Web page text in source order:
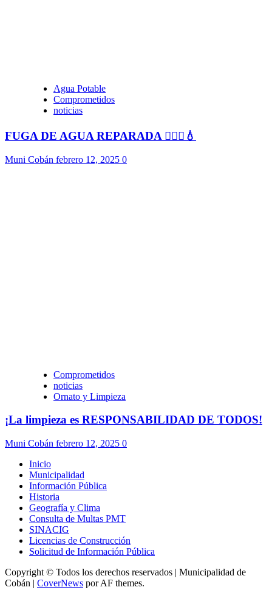
Agua Potable
Comprometidos
noticias
FUGA DE AGUA REPARADA 👷🏻‍♂️💧
Muni Cobán febrero 12, 2025 0
Comprometidos
noticias
Ornato y Limpieza
¡La limpieza es RESPONSABILIDAD DE TODOS!
Muni Cobán febrero 12, 2025 0
Inicio
Municipalidad
Información Pública
Historia
Geografía y Clima
Consulta de Multas PMT
SINACIG
Licencias de Construcción
Solicitud de Información Pública
Copyright © Todos los derechos reservados | Municipalidad de
Cobán | CoverNews por AF themes.